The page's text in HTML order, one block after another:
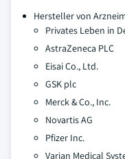
Hersteller von
Privates Leben in
AstraZeneca PLC
Eisai Co., Ltd.
GSK plc
Merck & Co., Inc.
Novartis AG
Pfizer Inc.
Varian Medical